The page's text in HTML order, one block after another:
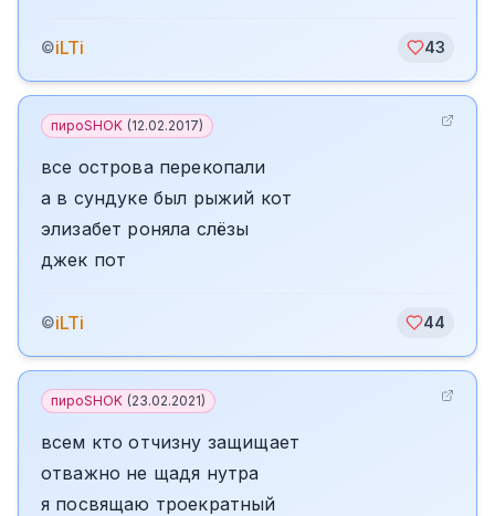
©iLTi 43
пироSHOK (12.02.2017)
все острова перекопали
а в сундуке был рыжий кот
элизабет роняла слёзы
джек пот
©iLTi 44
пироSHOK (23.02.2021)
всем кто отчизну защищает
отважно не щадя нутра
я посвящаю троекратный